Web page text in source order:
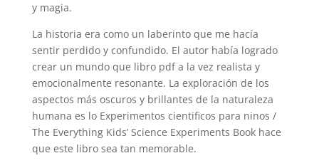
y magia.
La historia era como un laberinto que me hacía
sentir perdido y confundido. El autor había logrado
crear un mundo que libro pdf a la vez realista y
emocionalmente resonante. La exploración de los
aspectos más oscuros y brillantes de la naturaleza
humana es lo Experimentos cientificos para ninos /
The Everything Kids’ Science Experiments Book hace
que este libro sea tan memorable.